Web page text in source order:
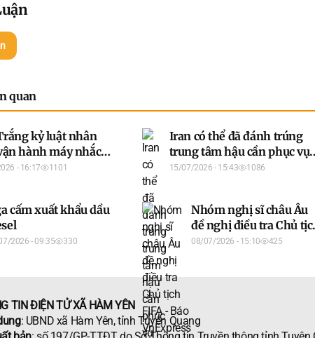
quan
kỷ luật nhân
hành máy nhắc
ông Trump
- 16:17 1101
Iran có thể đã đánh trúng
trung tâm hậu cần phục vụ
lực lượng Mỹ
15/07/2026 - 15:43 1086
cấm xuất khẩu dầu
2026 - 09:35 330
Nhóm nghị sĩ châu Âu
đề nghị điều tra Chủ
FIFA - Báo VnExpress
08/07/2026 - 15:10 425
TIN ĐIỆN TỬ XÃ HÀM YÊN
: UBND xã Hàm Yên, tỉnh Tuyên Quang